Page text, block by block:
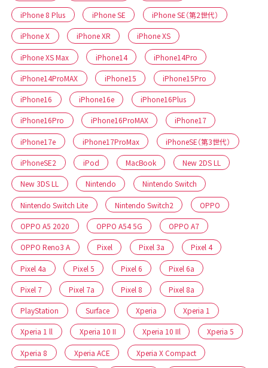
iPhone 8 Plus iPhone SE iPhone SE（第2世代）
iPhone X iPhone XR iPhone XS
iPhone XS Max iPhone14 iPhone14Pro
iPhone14ProMAX iPhone15 iPhone15Pro
iPhone16 iPhone16e iPhone16Plus
iPhone16Pro iPhone16ProMAX iPhone17
iPhone17e iPhone17ProMax iPhoneSE（第3世代）
iPhoneSE2 iPod MacBook New 2DS LL
New 3DS LL Nintendo Nintendo Switch
Nintendo Switch Lite Nintendo Switch2 OPPO
OPPO A5 2020 OPPO A54 5G OPPO A7
OPPO Reno3 A Pixel Pixel 3a Pixel 4
Pixel 4a Pixel 5 Pixel 6 Pixel 6a
Pixel 7 Pixel 7a Pixel 8 Pixel 8a
PlayStation Surface Xperia Xperia 1
Xperia 1 ll Xperia 10 II Xperia 10 IIl Xperia 5
Xperia 8 Xperia ACE Xperia X Compact